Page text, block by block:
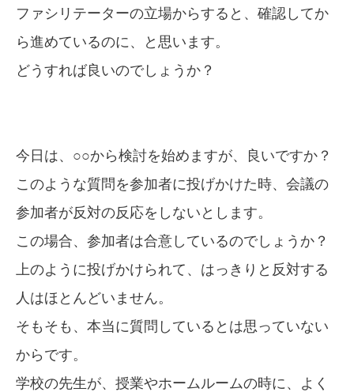
ファシリテーターの立場からすると、確認してか
ら進めているのに、と思います。
どうすれば良いのでしょうか？
今日は、○○から検討を始めますが、良いですか？
このような質問を参加者に投げかけた時、会議の
参加者が反対の反応をしないとします。
この場合、参加者は合意しているのでしょうか？
上のように投げかけられて、はっきりと反対する
人はほとんどいません。
そもそも、本当に質問しているとは思っていない
からです。
学校の先生が、授業やホームルームの時に、よく